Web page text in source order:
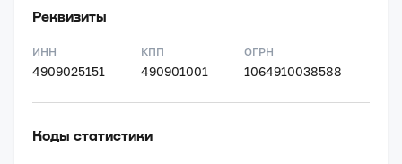
Реквизиты
ИНН
4909025151
КПП
490901001
ОГРН
1064910038588
Коды статистики